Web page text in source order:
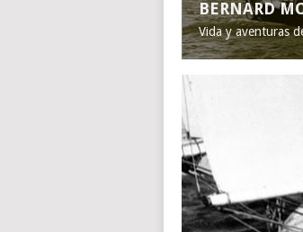
BERNARD
Vida y aventuras